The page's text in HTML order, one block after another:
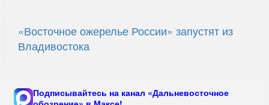
«Восточное ожерелье России» запустят из
Владивостока
Подписывайтесь на канал «Дальневосточное